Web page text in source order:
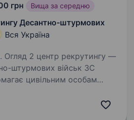
грн Вища за середню
Десантно-штурмових
Вся Україна
штурмових військ ЗС
цивільним особам
менеджерів, які